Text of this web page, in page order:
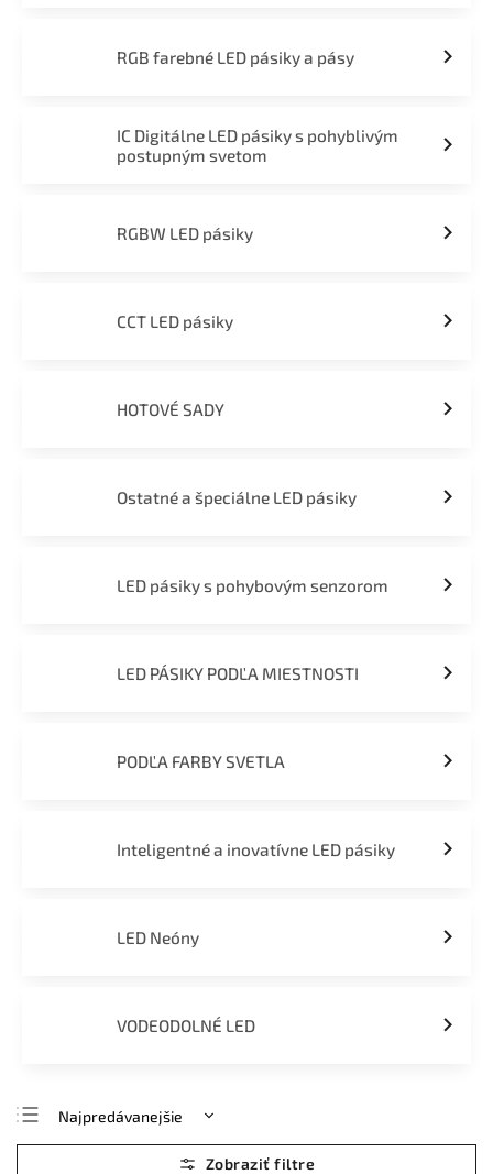
RGB farebné LED pásiky a pásy
IC Digitálne LED pásiky s pohyblivým
postupným svetom
RGBW LED pásiky
CCT LED pásiky
HOTOVÉ SADY
Ostatné a špeciálne LED pásiky
LED pásiky s pohybovým senzorom
LED PÁSIKY PODĽA MIESTNOSTI
PODĽA FARBY SVETLA
Inteligentné a inovatívne LED pásiky
LED Neóny
VODEODOLNÉ LED
Najpredávanejšie
Najlacnejšie